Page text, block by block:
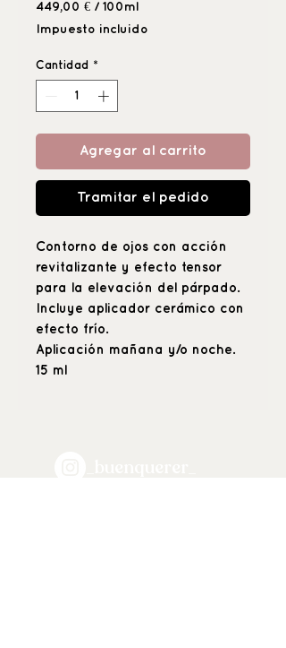
449,00 € / 100ml
449,00 €
por
Mililitro
Impuesto incluido
Cantidad *
Agregar al carrito
Tramitar el pedido
Contorno de ojos con acción
revitalizante y efecto tensor
para la elevación del párpado.
Incluye aplicador cerámico con
efecto frío.
Aplicación mañana y/o noche.
15 ml